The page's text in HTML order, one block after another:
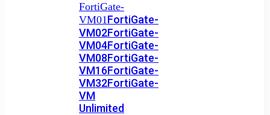
FortiGate-
VM01FortiGate-
VM02FortiGate-
VM04FortiGate-
VM08FortiGate-
VM16FortiGate-
VM32FortiGate-
VM
Unlimited